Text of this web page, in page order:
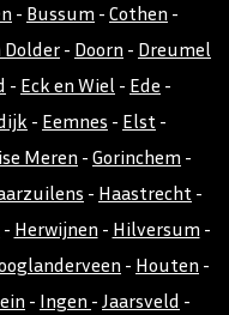
- Bussum - Cothen -
Dolder - Doorn - Dreumel
- Eck en Wiel - Ede -
- Eemnes - Elst -
Meren - Gorinchem -
- Haastrecht -
- Herwijnen - Hilversum -
- Houten -
- Ingen - Jaarsveld -